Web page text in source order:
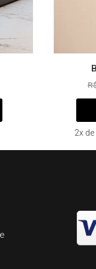
página
do
produto
2x de